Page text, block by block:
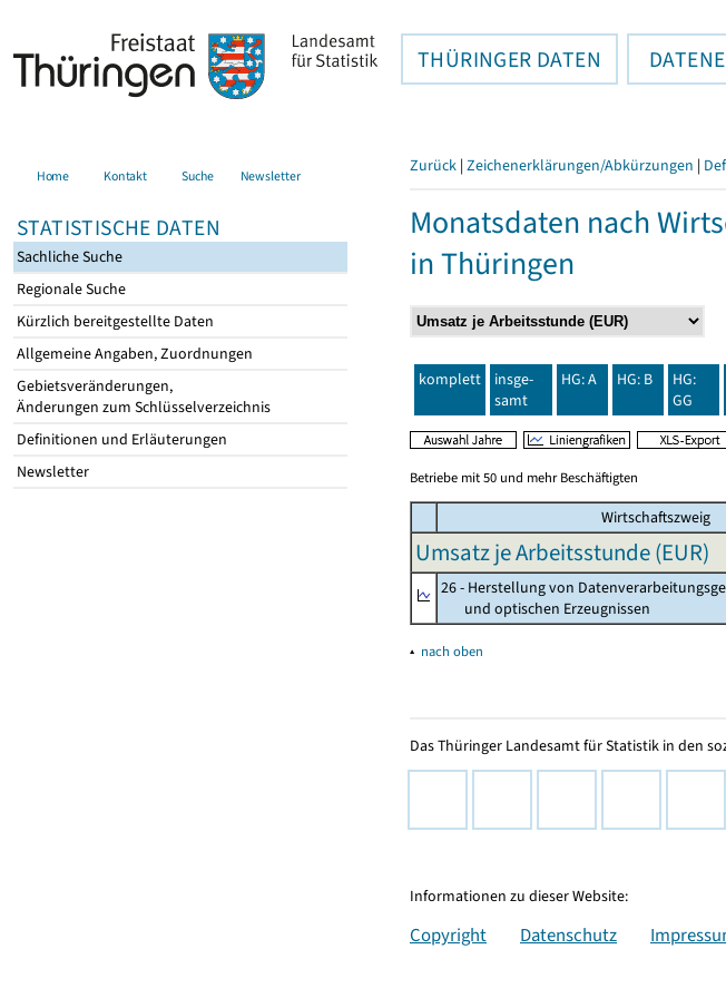
THÜRINGER DATEN
Home Kontakt Suche Newsletter
STATISTISCHE DATEN
Sachliche Suche
Regionale Suche
Kürzlich bereitgestellte Daten
Allgemeine Angaben, Zuordnungen
Gebietsveränderungen,
Änderungen zum Schlüsselverzeichnis
Definitionen und Erläuterungen
Newsletter
Zurück | Zeichenerklärungen/Abkürzungen |
Monatsdaten nach
in Thüringen
komplett
insge-
samt
HG: A HG: B
HG:
GG
Betriebe mit 50 und mehr Beschäftigten
Wirtschaftszweig
Umsatz je Arbeitsstunde (EUR)
26 - Herstellung von
und optischen Erzeugnissen
▴ nach oben
Das Thüringer Landesamt für Statistik in den
Informationen zu dieser Website:
Copyright Datenschutz